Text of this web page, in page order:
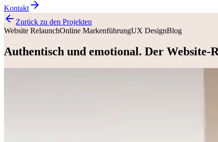
Kontakt
Zurück zu den Projekten
Website RelaunchOnline MarkenführungUX DesignBlog
Authentisch und emotional. Der Website-